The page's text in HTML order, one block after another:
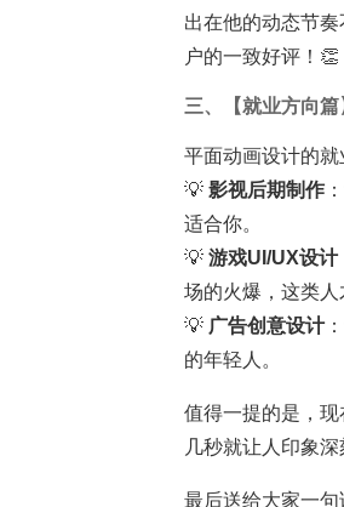
出在他的动态节
户的一致好评！👏
三、【就业方向
平面动画设计的就
💡 影视后期制作
适合你。
💡 游戏UI/UX设计
场的火爆，这类人
💡 广告创意设计
的年轻人。
值得一提的是，
几秒就让人印象
最后送给大家一